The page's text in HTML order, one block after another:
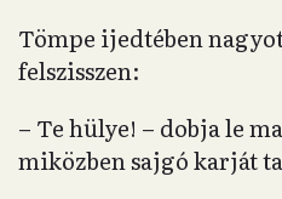
Tömpe ijedtében
felszisszen:
– Te hülye! – dobja le
miközben sajgó karját